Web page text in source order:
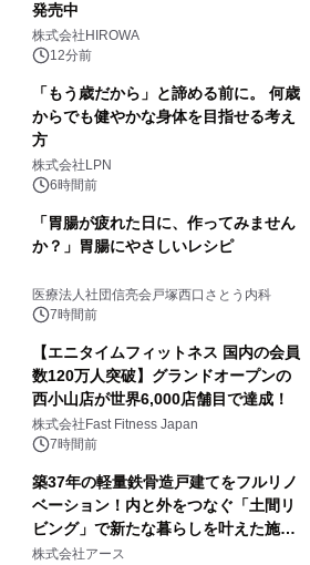
発売中
株式会社HIROWA
12分前
「もう歳だから」と諦める前に。 何歳
からでも健やかな身体を目指せる考え
方
株式会社LPN
6時間前
「胃腸が疲れた日に、作ってみません
か？」胃腸にやさしいレシピ
医療法人社団信亮会戸塚西口さとう内科
7時間前
【エニタイムフィットネス 国内の会員
数120万人突破】グランドオープンの
西小山店が世界6,000店舗目で達成！
株式会社Fast Fitness Japan
7時間前
築37年の軽量鉄骨造戸建てをフルリノ
ベーション！内と外をつなぐ「土間リ
ビング」で新たな暮らしを叶えた施工
事例を株式会社アースが公開
株式会社アース